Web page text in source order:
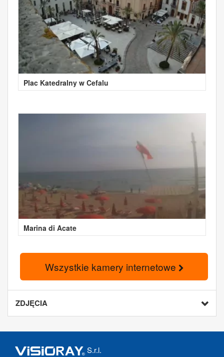
Plac Katedralny w Cefalu
Marina di Acate
Wszystkie kamery internetowe
ZDJĘCIA
S.r.l.